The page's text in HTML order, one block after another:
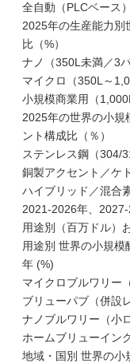
全自動（PLCベース
2025年の生産能力別
比（%）
ナノ（350L未満／3
マイクロ（350L～
小規模商業用（
2025年の世界の小規
ント構成比（％）
ステンレス鋼（304/
銅製アクセント／ケ
ハイブリッド／混合
2021-2026年、
用途別（百万ドル）
用途別 世界の小規
年 (%)
マイクロブルワリー
ブリューパブ（併設
ナノブルワリー（小
ホームブリューイン
地域・国別 世界の小